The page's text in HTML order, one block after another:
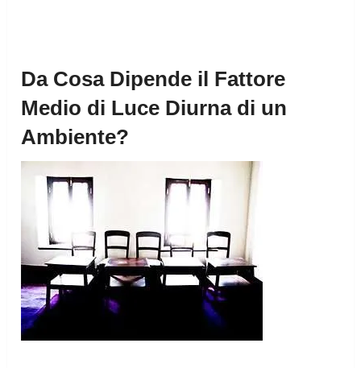
Da Cosa Dipende il Fattore
Medio di Luce Diurna di un
Ambiente?